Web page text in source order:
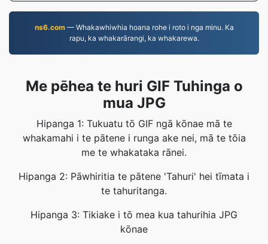
ns6.com— Whakawhiwhia hoana rohe i roto i nga minu. Ka
rapu, ka whakarārangi, ka whakarewa.
Me pēhea te huri GIF Tuhinga o
mua JPG
Hipanga 1: Tukuatu tō GIF ngā kōnae mā te
whakamahi i te pātene i runga ake nei, mā te tōia
me te whakataka rānei.
Hipanga 2: Pāwhiritia te pātene 'Tahuri' hei tīmata i
te tahuritanga.
Hipanga 3: Tikiake i tō mea kua tahurihia JPG
kōnae